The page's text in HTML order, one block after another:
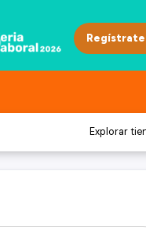
Explorar